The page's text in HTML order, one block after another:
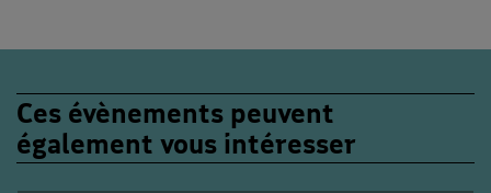
Ces évènements peuvent
également vous intéresser